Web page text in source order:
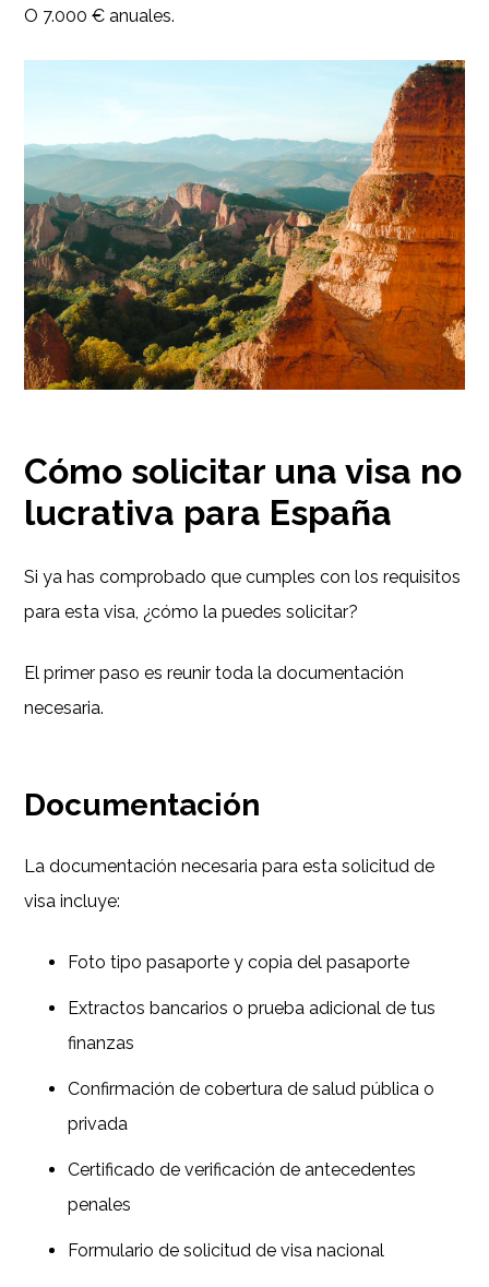
O 7.000 € anuales.
Cómo solicitar una visa no
lucrativa para España
Si ya has comprobado que cumples con los requisitos
para esta visa, ¿cómo la puedes solicitar?
El primer paso es reunir toda la documentación
necesaria.
Documentación
La documentación necesaria para esta solicitud de
visa incluye:
Foto tipo pasaporte y copia del pasaporte
Extractos bancarios o prueba adicional de tus
finanzas
Confirmación de cobertura de salud pública o
privada
Certificado de verificación de antecedentes
penales
Formulario de solicitud de visa nacional